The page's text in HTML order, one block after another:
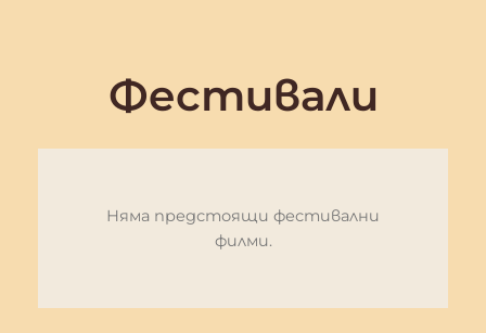
Фестивали
Няма предстоящи фестивални
филми.